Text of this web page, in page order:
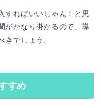
すればいいじゃん！と思
がかなり掛かるので、導
きでしょう。
すめ